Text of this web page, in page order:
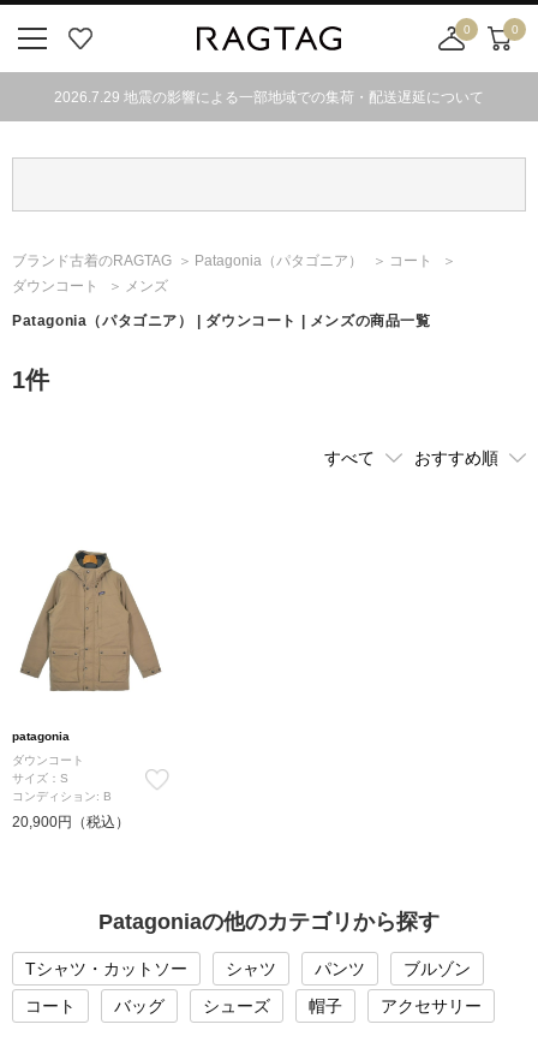
気
0
舗
カ
ト
0
2026.7.29 地震の影響による一部地域での集荷・配送遅延について
ブランド古着のRAGTAG Patagonia （パタゴニア）
コート
ダウンコート
メンズ
Patagonia （パタゴニア） | ダウンコート | メンズの商品一覧
1件
patagonia
ダウンコート
サイズ：S
コンディション: B
20,900円（税込）
Patagoniaの他のカテゴリから探す
Tシャツ・カットソー シャツ パンツ
ブルゾン
コート
バッグ シューズ 帽子 アクセサリー